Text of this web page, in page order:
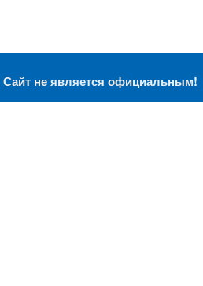
Сайт не является официальным!